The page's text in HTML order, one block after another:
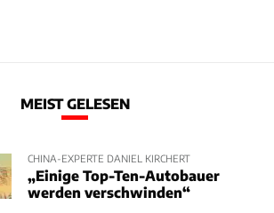
MEIST GELESEN
CHINA-EXPERTE DANIEL KIRCHERT
„Einige Top-Ten-Autobauer
werden verschwinden“